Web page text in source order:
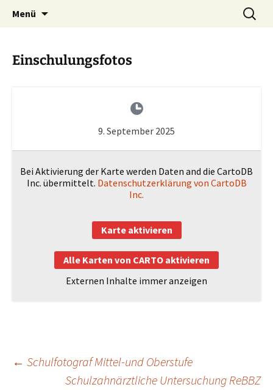
Menü
Suchen
nach:
Einschulungsfotos
9. September 2025
Bei Aktivierung der Karte werden Daten and die CartoDB
Inc. übermittelt. Datenschutzerklärung von CartoDB
Inc.
Karte aktivieren
Alle Karten von CARTO aktivieren
Externen Inhalte immer anzeigen
Beitragsnavigation
← Schulfotograf Mittel-und Oberstufe
Schulzahnärztliche Untersuchung ReBBZ